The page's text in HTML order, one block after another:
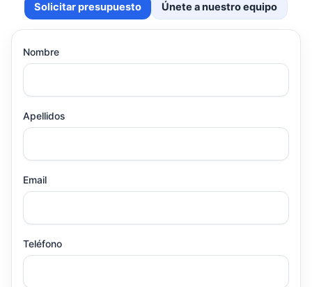
Solicitar presupuesto Únete a nuestro equipo
Nombre
Apellidos
Email
Teléfono